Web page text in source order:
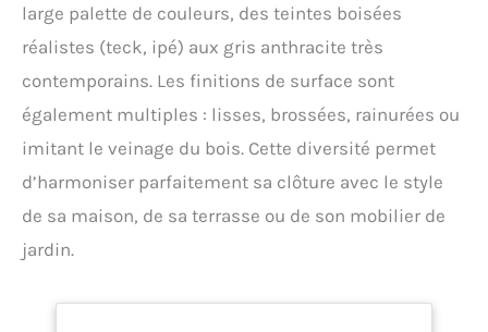
large palette de couleurs, des teintes boisées
réalistes (teck, ipé) aux gris anthracite très
contemporains. Les finitions de surface sont
également multiples : lisses, brossées, rainurées ou
imitant le veinage du bois. Cette diversité permet
d’harmoniser parfaitement sa clôture avec le style
de sa maison, de sa terrasse ou de son mobilier de
jardin.